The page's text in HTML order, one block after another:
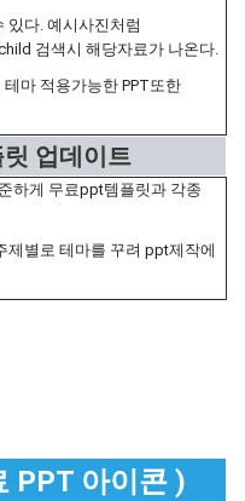
있다. 예시사진처럼
검색시 해당자료가 나온다.
마 적용가능한 PPT또한
업데이트
하게 무료ppt템플릿과 각종
제별로 테마를 꾸려 ppt제작에
PPT 아이콘 )